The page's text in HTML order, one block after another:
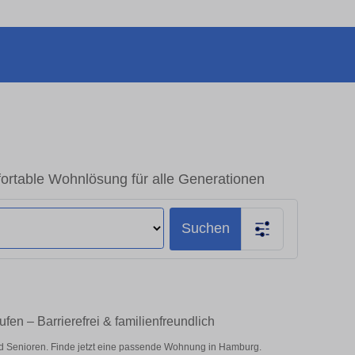
Wohnlösung für alle Generationen
Suchen
– Barrierefrei & familienfreundlich
Finde jetzt eine passende Wohnung in Hamburg.